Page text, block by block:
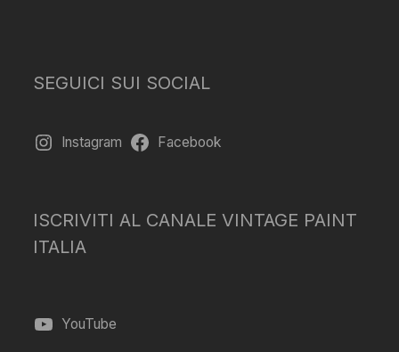
SEGUICI SUI SOCIAL
Instagram Facebook
ISCRIVITI AL CANALE VINTAGE PAINT
ITALIA
YouTube